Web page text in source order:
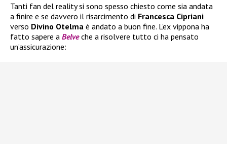
Tanti fan del reality si sono spesso chiesto come sia andata
a finire e se davvero il risarcimento di Francesca Cipriani
verso Divino Otelma è andato a buon fine. L’ex vippona ha
fatto sapere a Belveche a risolvere tutto ci ha pensato
un’assicurazione: